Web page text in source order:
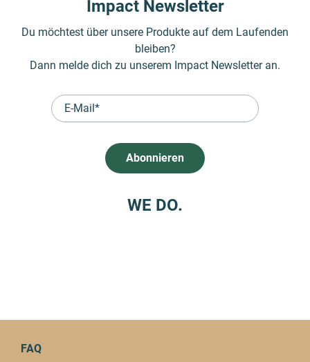
Impact Newsletter
Du möchtest über unsere Produkte auf dem Laufenden
bleiben?
Dann melde dich zu unserem Impact Newsletter an.
WE DO.
FAQ